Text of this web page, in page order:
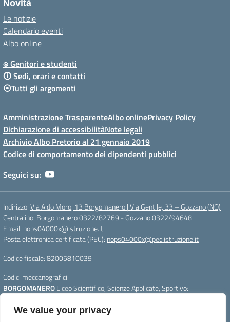
We value your privacy
Novità
Le notizie
Calendario eventi
Albo online
⍟ Genitori e studenti
🛈 Sedi, orari e contatti
⦿Tutti gli argomenti
Amministrazione TrasparenteAlbo onlinePrivacy Policy
Dichiarazione di accessibilitàNote legali
Archivio Albo Pretorio al 21 gennaio 2019
Codice di comportamento dei dipendenti pubblici
Seguici su:
Indirizzo:Via Aldo Moro, 13 Borgomanero | Via Gentile, 33 – Gozzano (NO)
Centralino: Borgomanero 0322/82769 - Gozzano 0322/94648
Email: nops04000x@istruzione.it
Posta elettronica certificata (PEC): nops04000x@pec.istruzione.it
Codice fiscale: 82005810039
Codici meccanografici:
BORGOMANEROLiceo Scientifico, Scienze Applicate, Sportivo:
GOZZANOLiceo Linguistico e Scienze Umane :